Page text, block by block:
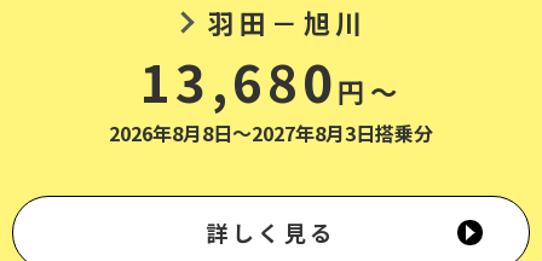
羽田－旭川
13,680円～
2026年8月8日～2027年8月3日搭乗分
詳しく見る